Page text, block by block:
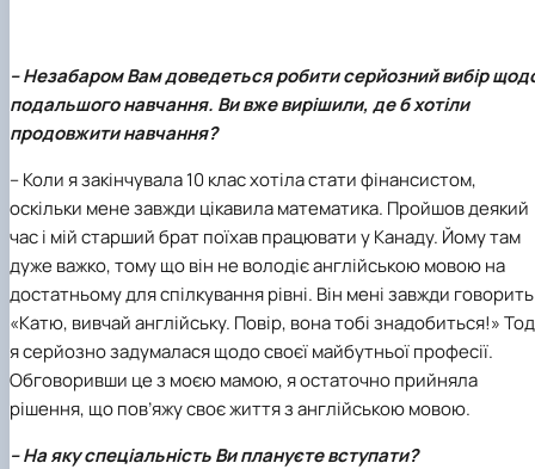
Кафедра філософії та міжнародної
комунікації
Кафедра психології
Кафедра культурології
– Незабаром Вам доведеться робити серйозний вибір
подальшого навчання. Ви вже вирішили, де б хотіли
продовжити навчання?
– Коли я закінчувала 10 клас хотіла стати фінансистом,
оскільки мене завжди цікавила математика. Пройшов деякий
час і мій старший брат поїхав працювати у Канаду. Йому там
дуже важко, тому що він не володіє англійською мовою на
достатньому для спілкування рівні. Він мені завжди
«Катю, вивчай англійську. Повір, вона тобі знадобиться!»
я серйозно задумалася щодо своєї майбутньої професії.
Обговоривши це з моєю мамою, я остаточно прийняла
рішення, що пов’яжу своє життя з англійською мовою.
– На яку спеціальність Ви плануєте вступати?